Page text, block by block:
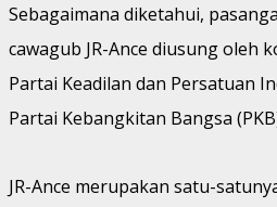
Sebagaimana diketahui,
cawagub JR-Ance diusung oleh
Partai Keadilan dan Persatuan
Partai Kebangkitan Bangsa
JR-Ance merupakan satu-